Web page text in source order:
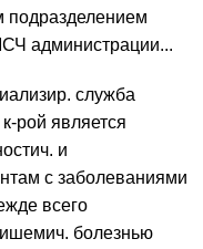
подразделением
администрации...
служба
рой является
и
с заболеваниями
всего
болезнью